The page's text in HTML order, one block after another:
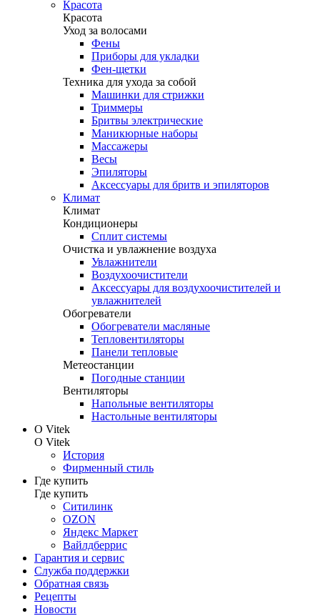
Красота
Красота
Уход за волосами
Фены
Приборы для укладки
Фен-щетки
Техника для ухода за собой
Машинки для стрижки
Триммеры
Бритвы электрические
Маникюрные наборы
Массажеры
Весы
Эпиляторы
Аксессуары для бритв и эпиляторов
Климат
Климат
Кондиционеры
Сплит системы
Очистка и увлажнение воздуха
Увлажнители
Воздухоочистители
Аксессуары для воздухоочистителей и
увлажнителей
Обогреватели
Обогреватели масляные
Тепловентиляторы
Панели тепловые
Метеостанции
Погодные станции
Вентиляторы
Напольные вентиляторы
Настольные вентиляторы
О Vitek
О Vitek
История
Фирменный стиль
Где купить
Где купить
Ситилинк
OZON
Яндекс Маркет
Вайлдберрис
Гарантия и сервис
Служба поддержки
Обратная связь
Рецепты
Новости